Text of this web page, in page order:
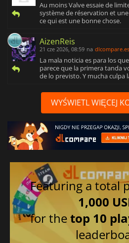
Au moins Valve essaie de
système de réservation et
ce qui est une bonne chose.
AizenReis
21 cze 2026, 08:59 na dlcompare.es
La mala noticia es para los
parece que la primera tanda
de lo previsto. Y mucha culpa
WYŚWIETL WIĘCEJ
Featuring a total
1,000
for thetop 10